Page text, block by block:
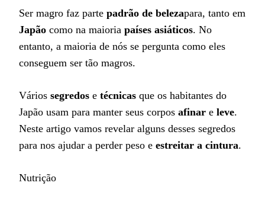
Ser magro faz parte padrão de belezapara, tanto em
Japão como na maioria países asiáticos. No
entanto, a maioria de nós se pergunta como eles
conseguem ser tão magros.
Vários segredos e técnicas que os habitantes do
Japão usam para manter seus corpos afinar e leve.
Neste artigo vamos revelar alguns desses segredos
para nos ajudar a perder peso e estreitar a cintura.
Nutrição